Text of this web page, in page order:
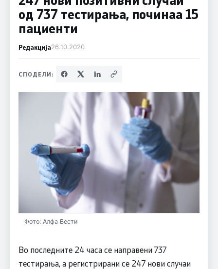
од 737 тестирања, починаа 15
пациенти
Редакција26.10.2020
СПОДЕЛИ:
Фото: Алфа Вести
Во последните 24 часа се направени 737
тестирања, а регистрирани се 247 нови случаи